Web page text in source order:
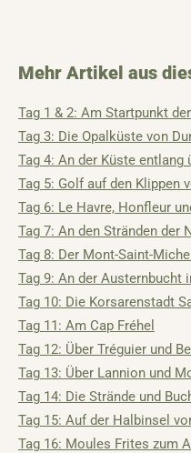
Mehr Artikel aus
Tag 1 & 2: Am Startpunkt
Tag 3: Die Opalküste von
Tag 4: An der Küste entlang
Tag 5: Golf auf den Klippen
Tag 6: Le Havre, Honfleur
Tag 7: An den Stränden der
Tag 8: Der Mont-Saint-Michel
Tag 9: An der Austernbucht
Tag 10: Die Korsarenstadt
Tag 11: Am Cap Fréhel
Tag 12: Über Tréguier und
Tag 13: Über Lannion und
Tag 14: Die Strände und
Tag 15: Auf der Halbinsel
Tag 16: Moules Frites zum